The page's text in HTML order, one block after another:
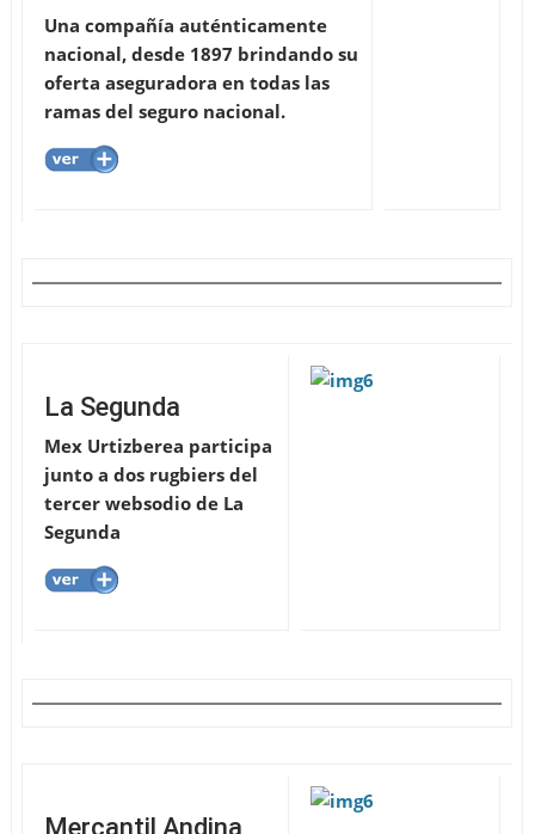
Una compañía auténticamente
nacional, desde 1897 brindando su
oferta aseguradora en todas las
ramas del seguro nacional.
La Segunda
Mex Urtizberea participa
junto a dos rugbiers del
tercer websodio de La
Segunda
Mercantil Andina